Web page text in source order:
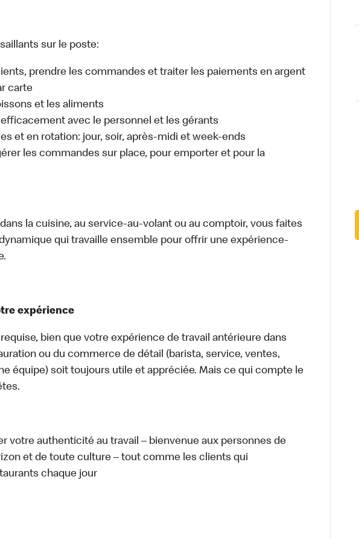
sur le poste:
prendre les commandes et traiter les paiements en argent
carte
et les aliments
avec le personnel et les gérants
et en rotation: jour, soir, après-midi et week-ends
les commandes sur place, pour emporter et pour la
la cuisine, au service-au-volant ou au comptoir, vous faites
qui travaille ensemble pour offrir une expérience-
expérience
bien que votre expérience de travail antérieure dans
ou du commerce de détail (barista, service, ventes,
équipe) soit toujours utile et appréciée. Mais ce qui compte le
votre authenticité au travail – bienvenue aux personnes de
et de toute culture – tout comme les clients qui
chaque jour